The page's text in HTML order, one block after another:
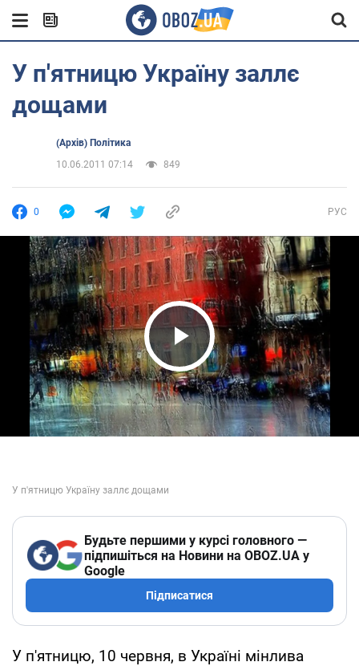
У п'ятницю Україну заллє
дощами
(Архів) Політика
10.06.2011 07:14
849
0 РУС
Play Video
Будьте першими у курсі головного —
підпишіться на Новини на OBOZ.UA у
Google
Підписатися
У п'ятницю, 10 червня, в Україні мінлива